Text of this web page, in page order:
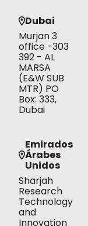
Dubai
Murjan 3
office -303
392 - AL
MARSA
(E&W SUB
MTR) PO
Box: 333,
Dubai
Emirados
Árabes
Unidos
Sharjah
Research
Technology
and
Innovation